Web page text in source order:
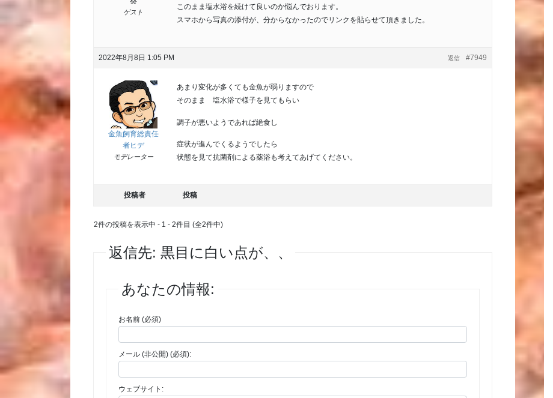
ゲスト
このまま塩水浴を続けて良いのか悩んでおります。
スマホから写真の添付が、分からなかったのでリンクを貼らせて頂きました。
2022年8月8日 1:05 PM #7949
返信
金魚飼育総責任
者ヒデ
モデレーター
あまり変化が多くても金魚が弱りますので
そのまま 塩水浴で様子を見てもらい
調子が悪いようであれば絶食し
症状が進んでくるようでしたら
状態を見て抗菌剤による薬浴も考えてあげてください。
投稿者 投稿
2件の投稿を表示中 - 1 - 2件目 (全2件中)
返信先: 黒目に白い点が、、
あなたの情報:
お名前 (必須)
メール (非公開) (必須):
ウェブサイト: